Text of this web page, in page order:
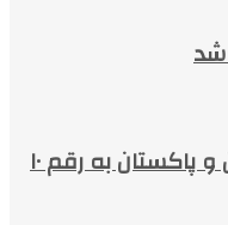
شد
افزایش حجم تجارت بین ایران و پاکستان به رقم ۱۰